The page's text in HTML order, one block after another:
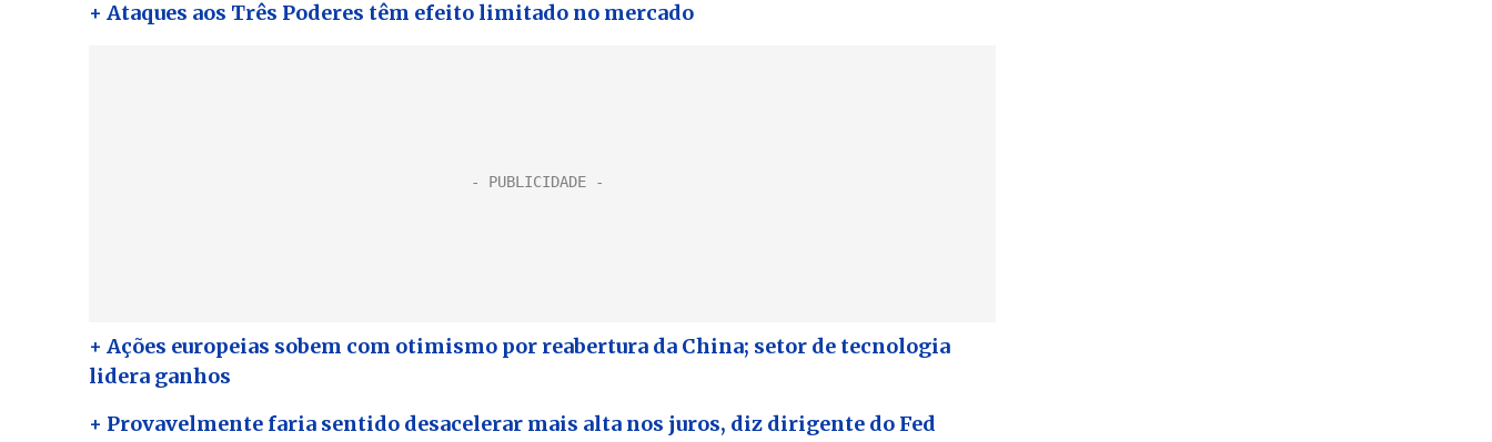
+ Ataques aos Três Poderes têm efeito limitado no mercado
+ Ações europeias sobem com otimismo por reabertura da China; setor de tecnologia
lidera ganhos
+ Provavelmente faria sentido desacelerar mais alta nos juros, diz dirigente do Fed